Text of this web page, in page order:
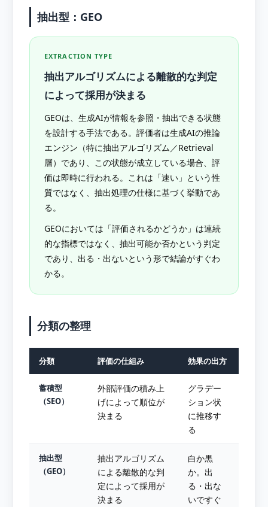
抽出型：GEO
EXTRACTION TYPE
抽出アルゴリズムによる離散的な判定
によって採用が決まる
GEOは、生成AIが情報を参照・抽出できる状態
を設計する手法である。評価者は生成AIの推論
エンジン（特に抽出アルゴリズム／Retrieval
層）であり、この状態が成立している場合、評
価は即時に行われる。これは「速い」という性
質ではなく、抽出処理の仕様に基づく挙動であ
る。
GEOにおいては「評価されるかどうか」は連続
的な指標ではなく、抽出可能か否かという判定
であり、出る・出ないという形で結論がすぐわ
かる。
分類の整理
分類 評価の仕組み 効果の出方
蓄積型
（SEO）
外部評価の積み上
げによって順位が
決まる
グラデー
ション状
に推移す
る
抽出型
（GEO）
抽出アルゴリズム
による離散的な判
定によって採用が
決まる
白か黒
か。出
る・出な
いですぐ